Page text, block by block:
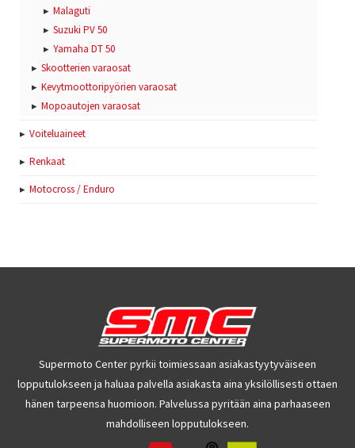
Malaguti
Suzuki PV 50
Yamaha DT 50
Skootterien varaosat
Kevytmoottoripyörien varaosat
Mopoautojen varaosat
Voiteluaineet
Renkaat
Motocross / Enduro
Supermoto Center pyrkii toimiessaan asiakastyytyväiseen
lopputulokseen ja haluaa palvella asiakasta aina yksilöllisesti ottaen
hänen tarpeensa huomioon. Palvelussa pyritään aina parhaaseen
mahdolliseen lopputulokseen.